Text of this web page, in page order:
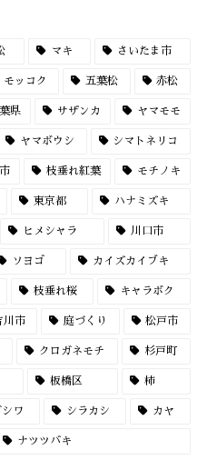
マキ さいたま市
モッコク 五葉松 赤松
県 サザンカ ヤマモモ
ヤマボウシ シマトネリコ
枝垂れ紅葉 モチノキ
東京都 ハナミズキ
ヒメシャラ 川口市
ソヨゴ カイズカイブキ
枝垂れ桜 キャラボク
川市 庭づくり 松戸市
クロガネモチ 杉戸町
板橋区 柿
シワ シラカシ カヤ
ナツツバキ